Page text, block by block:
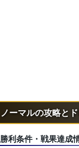
ノーマルの攻略と
勝利条件・戦果達成